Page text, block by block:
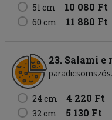
51 cm 10 080 Ft
60 cm 11 880 Ft
23. Salami e
24 cm 4 220 Ft
32 cm 5 130 Ft